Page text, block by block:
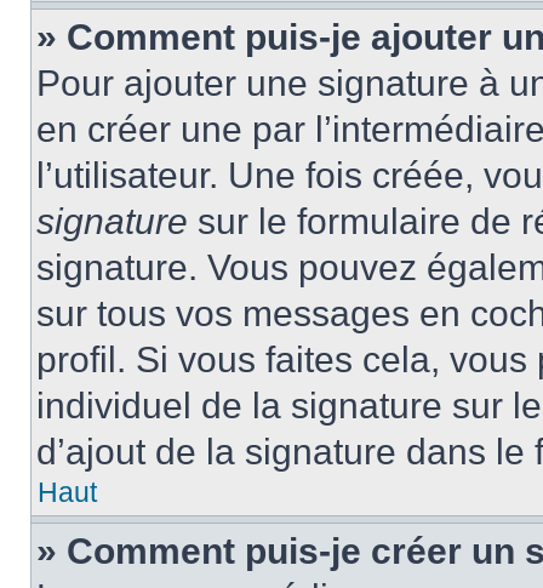
» Comment puis-je ajouter
Pour ajouter une signature à
en créer une par
l’utilisateur. Une fois créée,
signature sur le formulaire de
signature. Vous pouvez
sur tous vos messages en
profil. Si vous faites cela, vous
individuel de la signature sur
d’ajout de la signature dans
Haut
» Comment puis-je créer un